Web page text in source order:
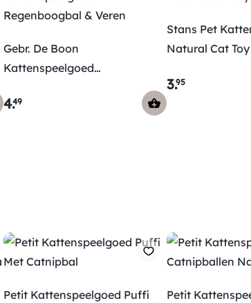
Gebr. De Boon
Kattenspeelgoed
4.49
Stans Pet
Natural Cat
3.95
Petit Kattenspeelgoed Puffi
Petit